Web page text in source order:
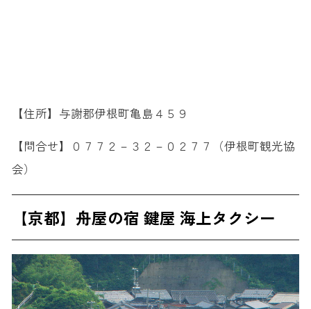
【住所】与謝郡伊根町亀島４５９
【問合せ】０７７２－３２－０２７７（伊根町観光協
会）
【京都】舟屋の宿 鍵屋 海上タクシー